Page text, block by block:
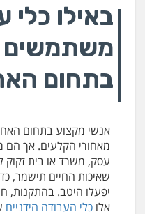
באילו כלי
משתמשים
בתחום
אנשי מקצוע בתחום
מאחורי הקלעים. אך הם
עסק, משרד או בית זקוק
שאיכות החיים תישמר,
יפעלו היטב. בהתקנות,
אלו כלי העבודה הידניים